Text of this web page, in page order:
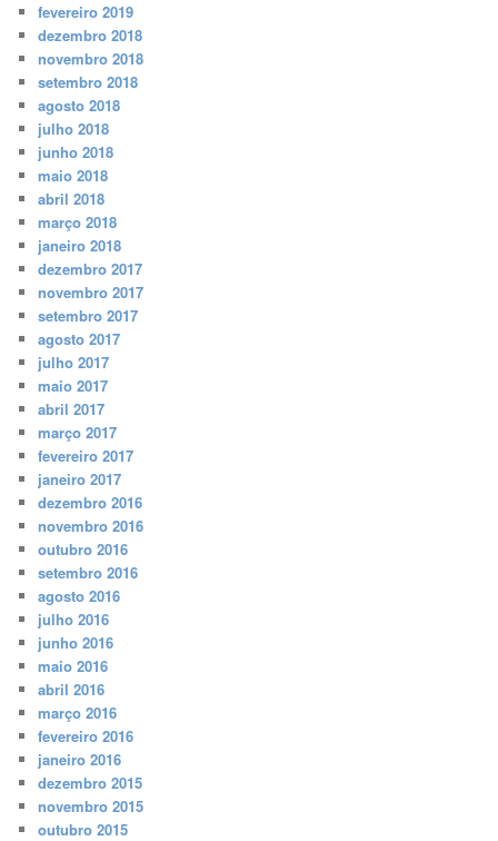
fevereiro 2019
dezembro 2018
novembro 2018
setembro 2018
agosto 2018
julho 2018
junho 2018
maio 2018
abril 2018
março 2018
janeiro 2018
dezembro 2017
novembro 2017
setembro 2017
agosto 2017
julho 2017
maio 2017
abril 2017
março 2017
fevereiro 2017
janeiro 2017
dezembro 2016
novembro 2016
outubro 2016
setembro 2016
agosto 2016
julho 2016
junho 2016
maio 2016
abril 2016
março 2016
fevereiro 2016
janeiro 2016
dezembro 2015
novembro 2015
outubro 2015